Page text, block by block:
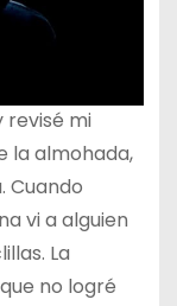
revisé mi
la almohada,
Cuando
vi a alguien
La
no logré